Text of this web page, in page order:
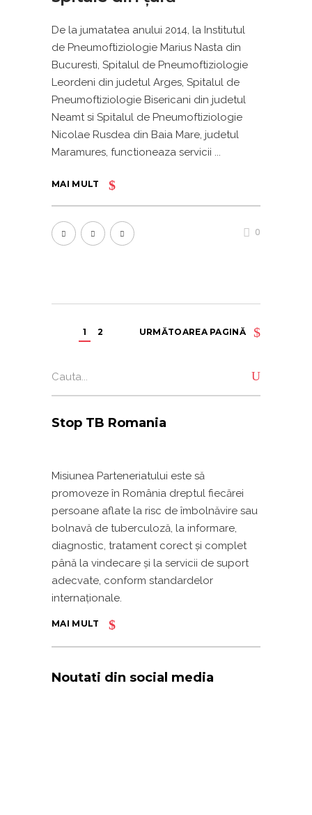
De la jumatatea anului 2014, la Institutul
de Pneumoftiziologie Marius Nasta din
Bucuresti, Spitalul de Pneumoftiziologie
Leordeni din judetul Arges, Spitalul de
Pneumoftiziologie Bisericani din judetul
Neamt si Spitalul de Pneumoftiziologie
Nicolae Rusdea din Baia Mare, judetul
Maramures, functioneaza servicii
MAI MULT
0
1 2 URMĂTOAREA PAGINĂ
for:
Stop TB Romania
Misiunea Parteneriatului este să
promoveze în România dreptul fiecărei
persoane aflate la risc de îmbolnăvire sau
bolnavă de tuberculoză, la informare,
diagnostic, tratament corect și complet
până la vindecare și la servicii de suport
adecvate, conform standardelor
internaționale.
MAI MULT
Noutati din social media